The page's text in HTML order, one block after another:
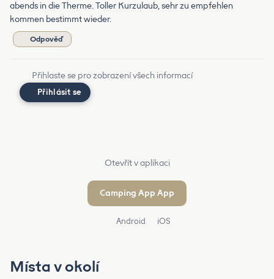
abends in die Therme. Toller Kurzulaub, sehr zu empfehlen
kommen bestimmt wieder.
Odpověď
Přihlaste se pro zobrazení všech informací
Přihlásit se
Otevřít v aplikaci
Camping App App
Android iOS
Místa v okolí